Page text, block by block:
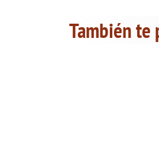
También te